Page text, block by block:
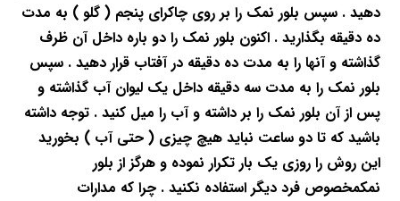
دهید . سپس بلور نمک را بر روی چاکرای پنجم ( گلو ) به مدت
ده دقیقه بگذارید .اکنون بلور نمک را دو باره داخل آن ظرف
گذاشته و آنها را به مدت ده دقیقه در آفتاب قرار دهید . سپس
بلور نمک را به مدت سه دقیقه داخل یک لیوان آب گذاشته و
پس از آن بلور نمک را بر داشته و آب را میل کنید . توجه داشته
باشید که تا دو ساعت نباید هیچ چیزی ( حتی آب ) بخورید
این روش را روزی یک بار تکرار نموده و هرگز از بلور
نمکمخصوص فرد دیگر استفاده نکنید . چرا که مدارات